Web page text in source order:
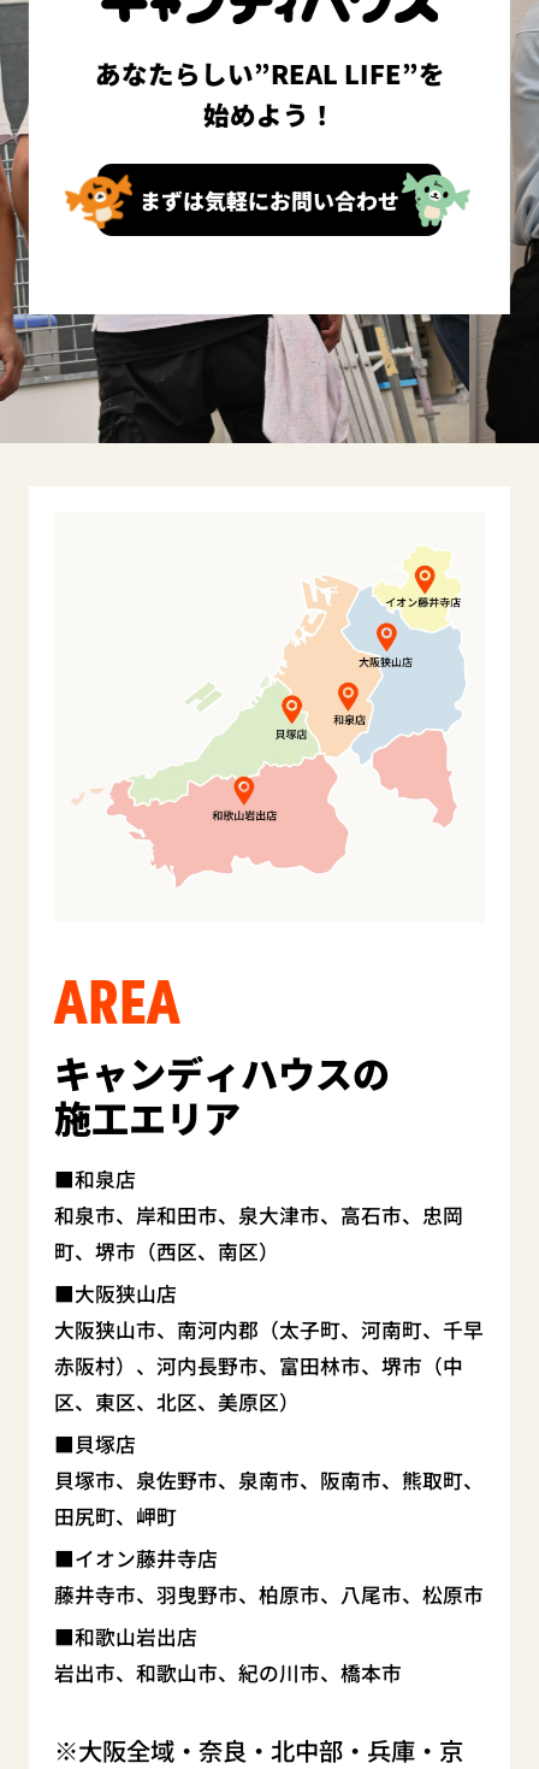
あなたらしい”REAL LIFE”を
始めよう！
まずは気軽にお問い合わせ
AREA
キャンディハウスの
施工エリア
和泉店
和泉市、岸和田市、泉大津市、高石市、忠岡
町、堺市（西区、南区）
大阪狭山店
大阪狭山市、南河内郡（太子町、河南町、千早
赤阪村）、河内長野市、富田林市、堺市（中
区、東区、北区、美原区）
貝塚店
貝塚市、泉佐野市、泉南市、阪南市、熊取町、
田尻町、岬町
イオン藤井寺店
藤井寺市、羽曳野市、柏原市、八尾市、松原市
和歌山岩出店
岩出市、和歌山市、紀の川市、橋本市
大阪全域・奈良・北中部・兵庫・京